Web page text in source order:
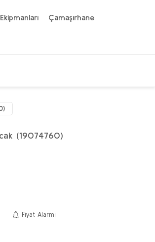
Çamaşırhane
(19074760)
Fiyat Alarmı